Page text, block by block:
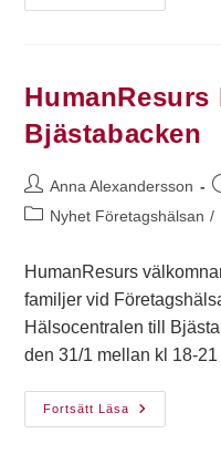
Bjästabacken
Anna Alexandersson
Nyhet Företagshälsan /
HumanResurs
familjer vid
Hälsocentralen till
den 31/1 mellan kl 18-
Fortsätt Läsa